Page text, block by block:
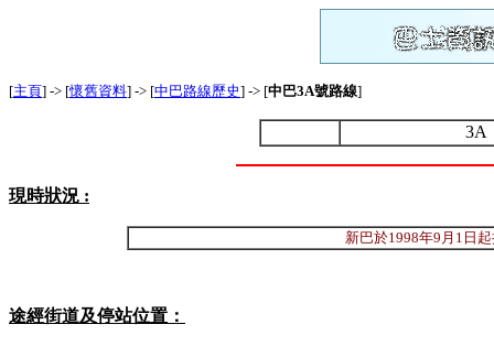
[主頁] -> [懷舊資料] -> [中巴路線歷史] -> [中巴3A號路線]
現時狀況 :
新巴於1998年9月1日
途經街道及停站位置：